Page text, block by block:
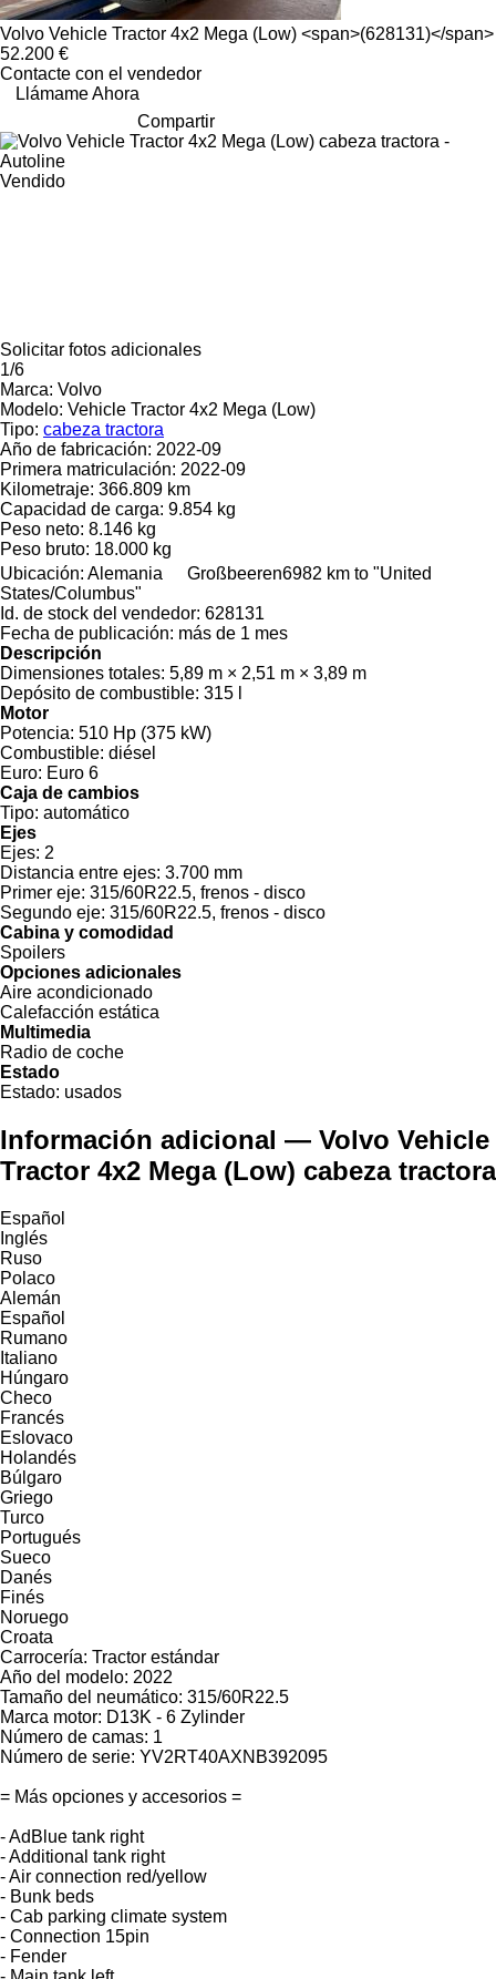
Volvo Vehicle Tractor 4x2 Mega (Low) <span>(628131)</span>
52.200 €
Contacte con el vendedor
Llámame Ahora
Compartir
Vendido
Solicitar fotos adicionales
1/6
Marca: Volvo
Modelo: Vehicle Tractor 4x2 Mega (Low)
Tipo: cabeza tractora
Año de fabricación: 2022-09
Primera matriculación: 2022-09
Kilometraje: 366.809 km
Capacidad de carga: 9.854 kg
Peso neto: 8.146 kg
Peso bruto: 18.000 kg
Ubicación: Alemania Großbeeren6982 km to "United
States/Columbus"
Id. de stock del vendedor: 628131
Fecha de publicación: más de 1 mes
Descripción
Dimensiones totales: 5,89 m × 2,51 m × 3,89 m
Depósito de combustible: 315 l
Motor
Potencia: 510 Hp (375 kW)
Combustible: diésel
Euro: Euro 6
Caja de cambios
Tipo: automático
Ejes
Ejes: 2
Distancia entre ejes: 3.700 mm
Primer eje: 315/60R22.5, frenos - disco
Segundo eje: 315/60R22.5, frenos - disco
Cabina y comodidad
Spoilers
Opciones adicionales
Aire acondicionado
Calefacción estática
Multimedia
Radio de coche
Estado
Estado: usados
Información adicional — Volvo Vehicle
Tractor 4x2 Mega (Low) cabeza tractora
Español
Inglés
Ruso
Polaco
Alemán
Español
Rumano
Italiano
Húngaro
Checo
Francés
Eslovaco
Holandés
Búlgaro
Griego
Turco
Portugués
Sueco
Danés
Finés
Noruego
Croata
Carrocería: Tractor estándar
Año del modelo: 2022
Tamaño del neumático: 315/60R22.5
Marca motor: D13K - 6 Zylinder
Número de camas: 1
Número de serie: YV2RT40AXNB392095
= Más opciones y accesorios =
- AdBlue tank right
- Additional tank right
- Air connection red/yellow
- Bunk beds
- Cab parking climate system
- Connection 15pin
- Fender